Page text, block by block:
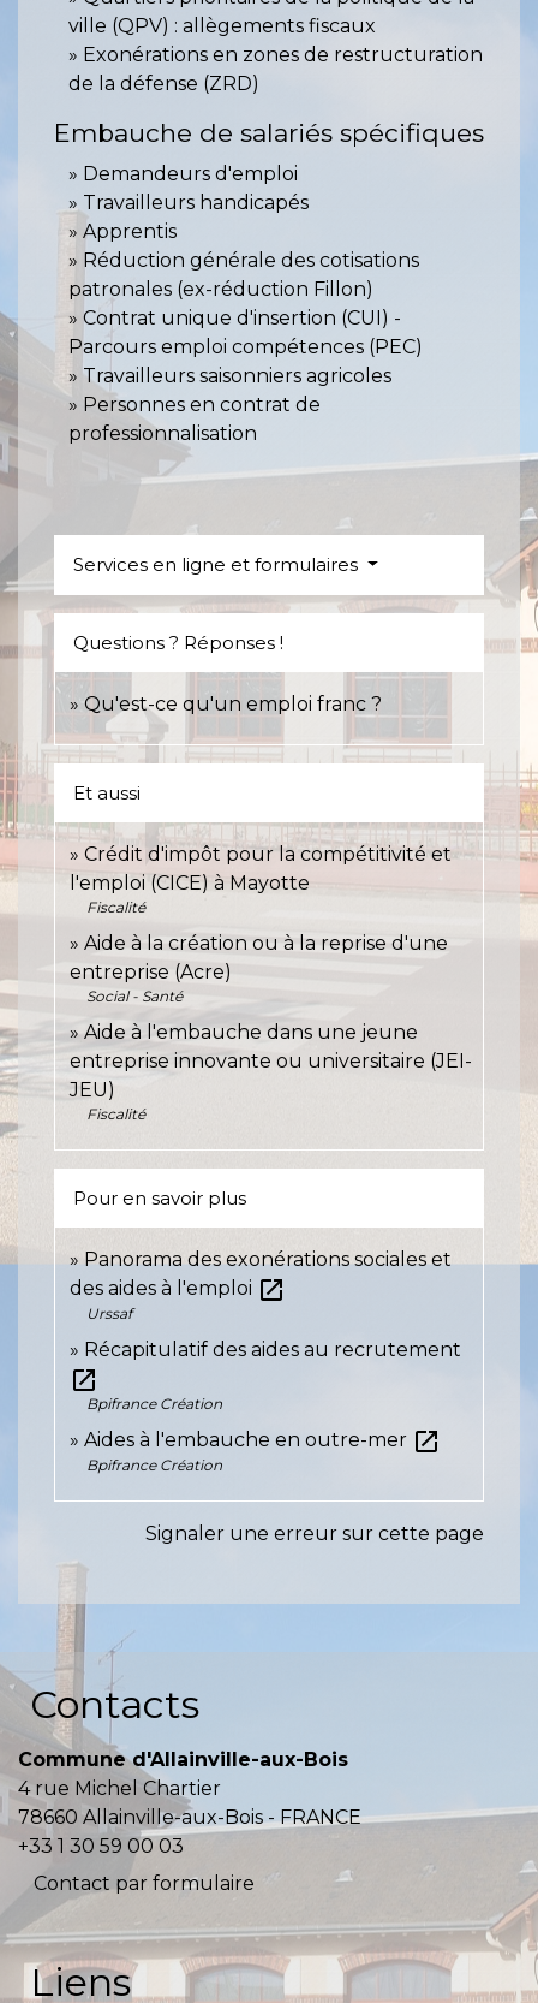
ville (QPV) : allègements fiscaux
Exonérations en zones de restructuration
de la défense (ZRD)
Embauche de salariés spécifiques
Demandeurs d'emploi
Travailleurs handicapés
Apprentis
Réduction générale des cotisations
patronales (ex-réduction Fillon)
Contrat unique d'insertion (CUI) -
Parcours emploi compétences (PEC)
Travailleurs saisonniers agricoles
Personnes en contrat de
professionnalisation
Services en ligne et formulaires
Questions ? Réponses !
Qu'est-ce qu'un emploi franc ?
Et aussi
Crédit d'impôt pour la compétitivité et
l'emploi (CICE) à Mayotte
Fiscalité
Aide à la création ou à la reprise d'une
entreprise (Acre)
Social - Santé
Aide à l'embauche dans une jeune
entreprise innovante ou universitaire (JEI-
JEU)
Fiscalité
Pour en savoir plus
Panorama des exonérations sociales et
des aides à l'emploi open_in_new
Urssaf
Récapitulatif des aides au recrutement
open_in_new
Bpifrance Création
Aides à l'embauche en outre-mer open_in_new
Bpifrance Création
Signaler une erreur sur cette page
Contacts
Commune d'Allainville-aux-Bois
4 rue Michel Chartier
78660 Allainville-aux-Bois - FRANCE
+33 1 30 59 00 03
Contact par formulaire
Liens